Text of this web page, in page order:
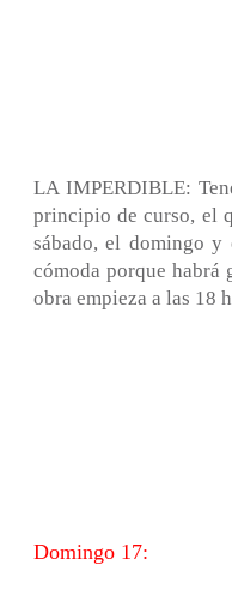
LA IMPERDIBLE:
principio de curso, el
sábado, el domingo
cómoda porque habrá
obra empieza a las 18
Domingo 17: